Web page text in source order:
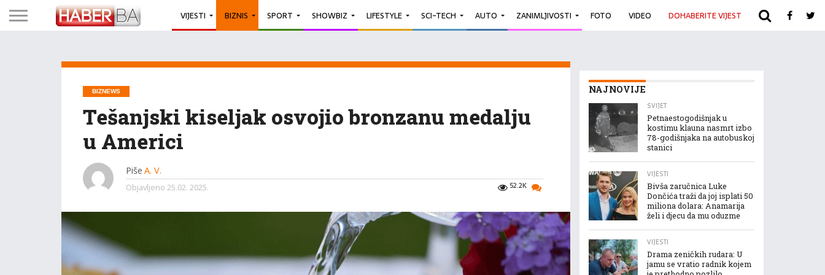
VIJESTI BIZNIS SPORT SHOWBIZ LIFESTYLE SCI-TECH AUTO ZANIMLJIVOSTI FOTO VIDEO DOHABERITE VIJEST ARHIVA
BIZNEWS
Tešanjski kiseljak osvojio bronzanu medalju
u Americi
Piše A. V.
52.2K
Objavljeno 25.02. 2025.
NAJNOVIJE
SVIJET
Petnaestogodišnjak u
kostimu klauna nasmrt izbo
78-godišnjaka na autobuskoj
stanici
VIJESTI
Bivša zaručnica Luke
Dončića traži da joj isplati 50
miliona dolara: Anamarija
želi i djecu da mu oduzme
VIJESTI
Drama zeničkih rudara: U
jamu se vratio radnik kojem